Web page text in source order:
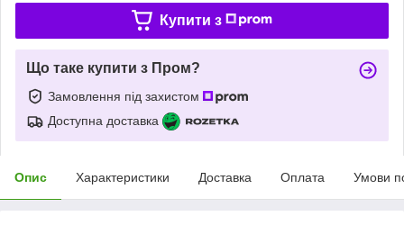
Купити з
Що таке купити з Пром?
Замовлення під захистом
Доступна доставка
Опис Характеристики Доставка Оплата Умови